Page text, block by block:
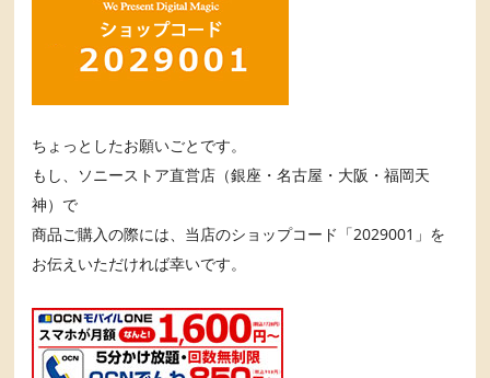
ちょっとしたお願いごとです。
もし、ソニーストア直営店（銀座・名古屋・大阪・福岡天
神）で
商品ご購入の際には、当店のショップコード「2029001」を
お伝えいただければ幸いです。